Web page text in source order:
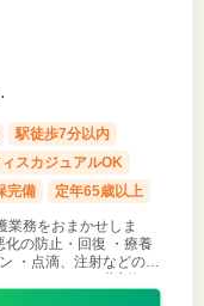
駅徒歩7分以内
スカジュアルOK
完備 定年65歳以上
業務をおまかせしま
の防止・回復 ・療養
・点滴、注射などの医